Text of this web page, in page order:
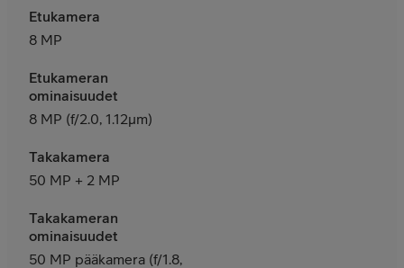
Etukamera
8 MP
Etukameran
ominaisuudet
8 MP (f/2.0, 1.12μm)
Takakamera
50 MP + 2 MP
Takakameran
ominaisuudet
50 MP pääkamera (f/1.8,